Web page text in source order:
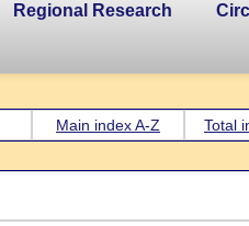
Regional Research
Main index A-Z Total